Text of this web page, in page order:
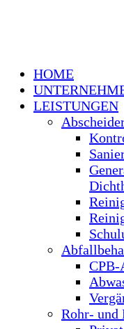
HOME
LEISTUNGEN
CPB-
Rohr- und